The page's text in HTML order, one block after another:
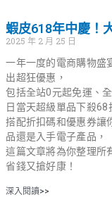
蝦皮618年中慶！
2025 年 2 月 25 日
一年一度的電商購物盛
出超狂優惠，
包括全站0元起免運、
日當天超級單品下殺68
搭配折扣碼和優惠券讓
品還是入手電子產品，
這篇文章將為你整理所
省錢又搶好康！
深入閱讀>>